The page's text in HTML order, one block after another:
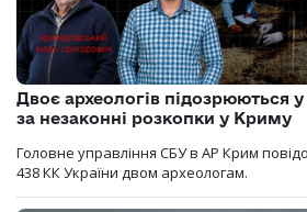
Двоє археологів підозрюються
за незаконні розкопки у Криму
Головне управління СБУ в АР Крим
438 КК України двом археологам.